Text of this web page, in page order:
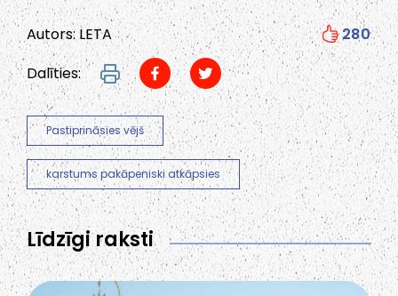
Autors: LETA
280
Dalīties:
Pastiprināsies vējš
karstums pakāpeniski atkāpsies
Līdzīgi raksti